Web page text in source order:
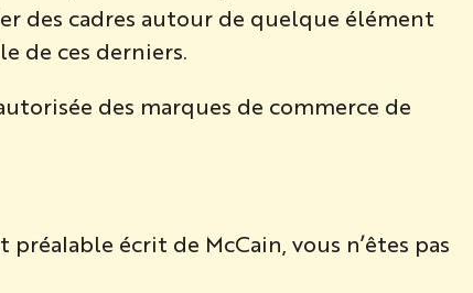
des cadres autour de quelque élément
de ces derniers.
des marques de commerce de
écrit de McCain, vous n’êtes pas